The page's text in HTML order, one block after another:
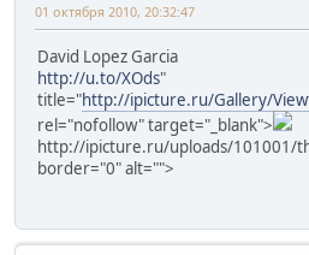
01 октября 2010, 20:32:47
David Lopez Garcia
http://u.to/XOds"
title="http://ipicture.ru/Gallery/
rel="nofollow" target="_blank">
http://ipicture.ru/uploads/101001/
border="0" alt="">